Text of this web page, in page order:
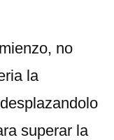
no
la
superar la